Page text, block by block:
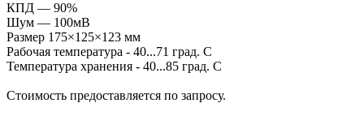
КПД — 90%
Шум — 100мВ
Размер 175×125×123 мм
Рабочая температура - 40...71 град. С
Температура хранения - 40...85 град. С
Стоимость предоставляется по запросу.